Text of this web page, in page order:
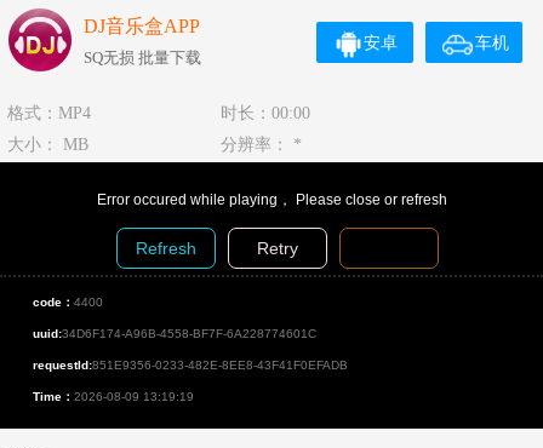
DJ音乐盒APP
SQ无损 批量下载
车机
安卓
格式：MP4
时长：00:00
大小： MB
分辨率： *
Error occured while playing， Please close or refresh
Refresh Retry
code：4400
uuid:34D6F174-A96B-4558-BF7F-6A228774601C
requestId:851E9356-0233-482E-8EE8-43F41F0EFADB
Time：2026-08-09 13:19:19